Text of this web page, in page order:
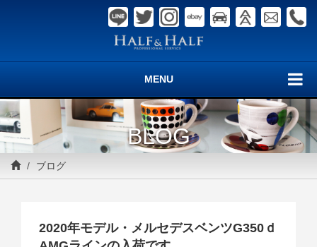
MENU
BLOG
ブログ
2020年モデル・メルセデスベンツG350ｄ